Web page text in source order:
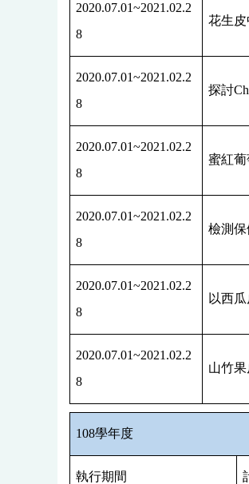
2020.07.01~2021.02.2
8
花生
2020.07.01~2021.02.2
8
探討
2020.07.01~2021.02.2
8
蜜紅
2020.07.01~2021.02.2
8
檢測
2020.07.01~2021.02.2
8
以西
2020.07.01~2021.02.2
8
山竹
108學年度
執行期間